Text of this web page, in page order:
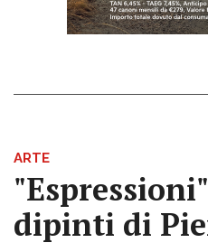
ARTE
dipinti di